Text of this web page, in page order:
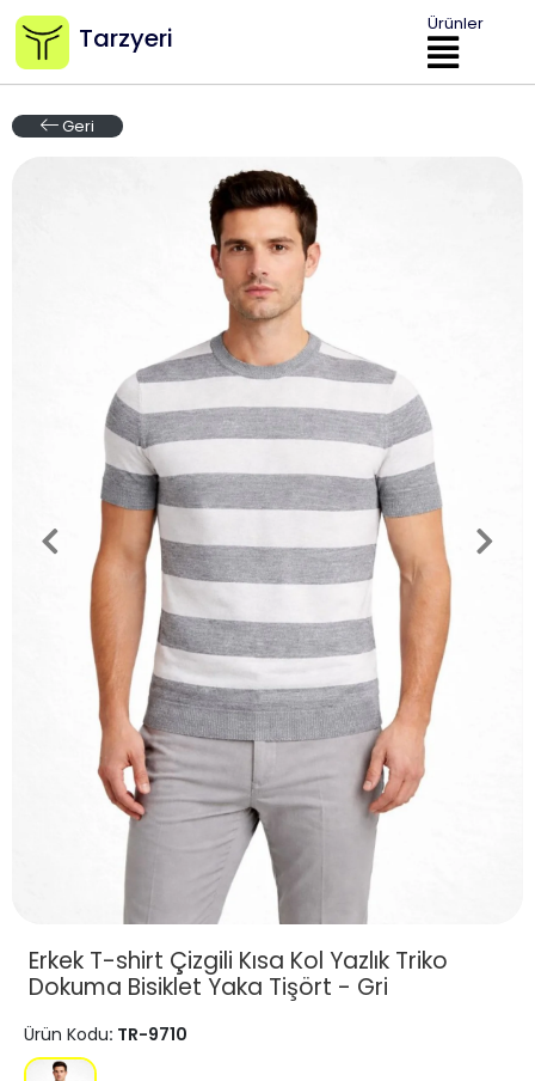
Tarzyeri Ürünler
Geri
Erkek T-shirt Çizgili Kısa Kol Yazlık Triko
Dokuma Bisiklet Yaka Tişört - Gri
Ürün Kodu: TR-9710